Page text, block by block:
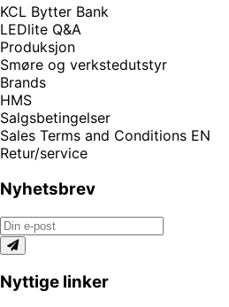
KCL Bytter Bank
LEDlite Q&A
Produksjon
Smøre og verkstedutstyr
Brands
HMS
Salgsbetingelser
Sales Terms and Conditions EN
Retur/service
Nyhetsbrev
Nyttige linker